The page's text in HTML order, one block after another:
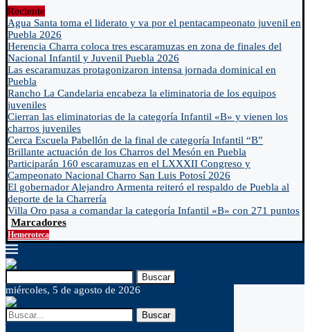
Reciente
Agua Santa toma el liderato y va por el pentacampeonato juvenil en
Puebla 2026
Herencia Charra coloca tres escaramuzas en zona de finales del
Nacional Infantil y Juvenil Puebla 2026
Las escaramuzas protagonizaron intensa jornada dominical en
Puebla
Rancho La Candelaria encabeza la eliminatoria de los equipos
juveniles
Cierran las eliminatorias de la categoría Infantil «B» y vienen los
charros juveniles
Cerca Escuela Pabellón de la final de categoría Infantil “B”
Brillante actuación de los Charros del Mesón en Puebla
Participarán 160 escaramuzas en el LXXXII Congreso y
Campeonato Nacional Charro San Luis Potosí 2026
El gobernador Alejandro Armenta reiteró el respaldo de Puebla al
deporte de la Charrería
Villa Oro pasa a comandar la categoría Infantil «B» con 271 puntos
Marcadores
Hemeroteca
Buscar
miércoles, 5 de agosto de 2026
Buscar